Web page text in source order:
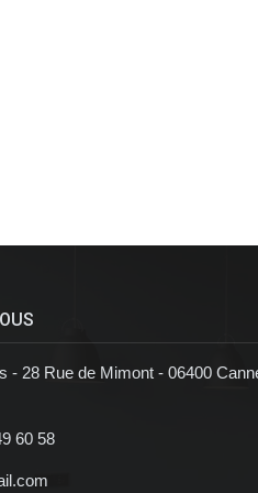
- 28 Rue de Mimont - 06400
60 58